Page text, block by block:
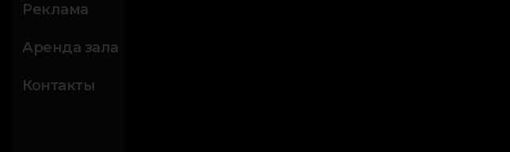
Реклама
Аренда зала
Контакты